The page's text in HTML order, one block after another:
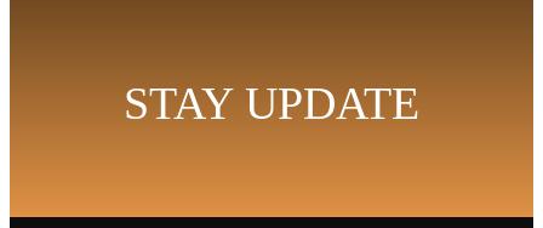
STAY UPDATE